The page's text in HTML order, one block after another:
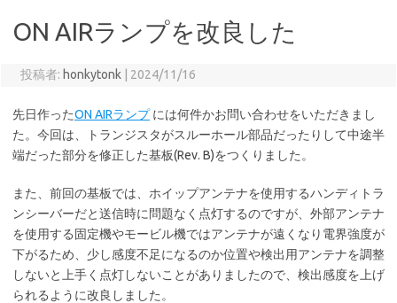
ON AIRランプを改良した
投稿者: honkytonk 2024/11/16
先日作ったON AIRランプには何件かお問い合わせをいただきまし
た。今回は、トランジスタがスルーホール部品だったりして中途半
端だった部分を修正した基板(Rev. B)をつくりました。
また、前回の基板では、ホイップアンテナを使用するハンディトラ
ンシーバーだと送信時に問題なく点灯するのですが、外部アンテナ
を使用する固定機やモービル機ではアンテナが遠くなり電界強度が
下がるため、少し感度不足になるのか位置や検出用アンテナを調整
しないと上手く点灯しないことがありましたので、検出感度を上げ
られるように改良しました。